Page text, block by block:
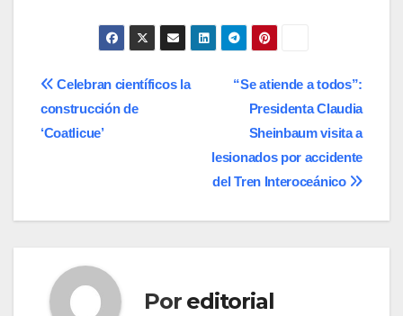
Navegación
de
“Se atiende a todos”:
Presidenta Claudia
Sheinbaum visita a
lesionados por accidente
del Tren Interoceánico
Celebran científicos la
construcción de
‘Coatlicue’
Por editorial